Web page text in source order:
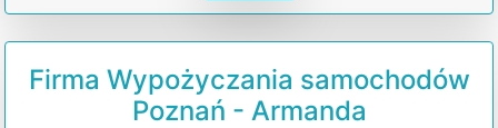
Firma Wypożyczania samochodów
Poznań - Armanda